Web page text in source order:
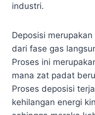
industri.
Deposisi
dari fase gas
Proses ini
mana zat padat
Proses deposisi
kehilangan energi